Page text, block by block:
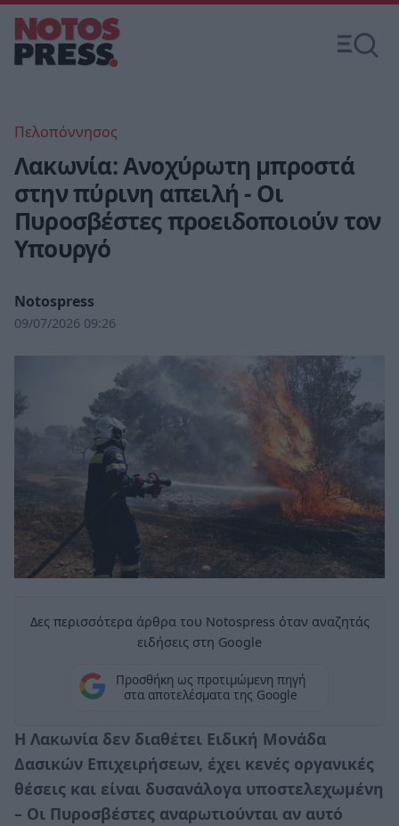
Πελοπόννησος
Λακωνία: Ανοχύρωτη μπροστά
στην πύρινη απειλή - Οι
Πυροσβέστες προειδοποιούν τον
Υπουργό
Notospress
09/07/2026 09:26
Δες περισσότερα άρθρα του Notospress όταν αναζητάς
ειδήσεις στη Google
Προσθήκη ως προτιμώμενη πηγή
στα αποτελέσματα της Google
Η Λακωνία δεν διαθέτει Ειδική Μονάδα
Δασικών Επιχειρήσεων, έχει κενές οργανικές
θέσεις και είναι δυσανάλογα υποστελεχωμένη
– Οι Πυροσβέστες αναρωτιούνται αν αυτό